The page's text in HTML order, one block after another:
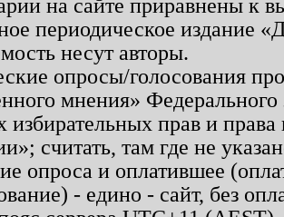
на сайте приравнены к
периодическое издание
несут авторы.
опросы/голосования
мнения»
избирательных прав и
считать, там где не
опроса и оплатившее
- едино - сайт, без